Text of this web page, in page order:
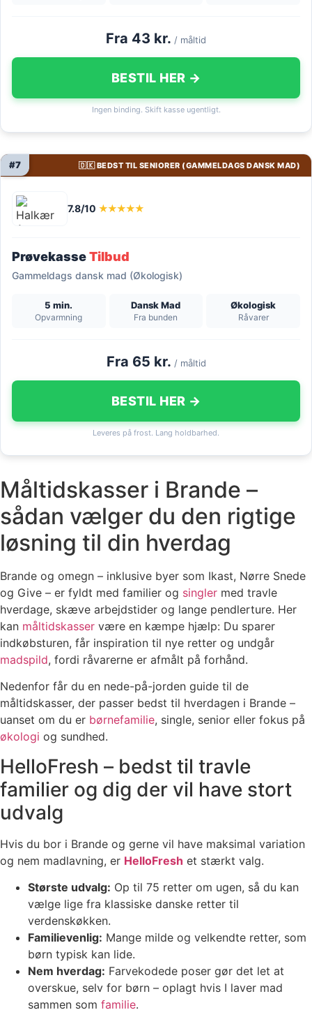
Fra 43 kr. / måltid
BESTIL HER →
Ingen binding. Skift kasse ugentligt.
🇩🇰 BEDST TIL SENIORER (GAMMELDAGS DANSK MAD)
#7
7.8/10 ★★★★★
PrøvekasseTilbud
Gammeldags dansk mad (Økologisk)
5 min.
Opvarmning
Dansk Mad
Fra bunden
Økologisk
Råvarer
Fra 65 kr. / måltid
BESTIL HER →
Leveres på frost. Lang holdbarhed.
Måltidskasser i Brande –
sådan vælger du den rigtige
løsning til din hverdag
Brande og omegn – inklusive byer som Ikast, Nørre Snede
og Give – er fyldt med familier og singler med travle
hverdage, skæve arbejdstider og lange pendlerture. Her
kan måltidskasser være en kæmpe hjælp: Du sparer
indkøbsturen, får inspiration til nye retter og undgår
madspild, fordi råvarerne er afmålt på forhånd.
Nedenfor får du en nede-på-jorden guide til de
måltidskasser, der passer bedst til hverdagen i Brande –
uanset om du er børnefamilie, single, senior eller fokus på
økologi og sundhed.
HelloFresh – bedst til travle
familier og dig der vil have stort
udvalg
Hvis du bor i Brande og gerne vil have maksimal variation
og nem madlavning, er HelloFresh et stærkt valg.
Største udvalg: Op til 75 retter om ugen, så du kan
vælge lige fra klassiske danske retter til
verdenskøkken.
Familievenlig: Mange milde og velkendte retter, som
børn typisk kan lide.
Nem hverdag: Farvekodede poser gør det let at
overskue, selv for børn – oplagt hvis I laver mad
sammen som familie.